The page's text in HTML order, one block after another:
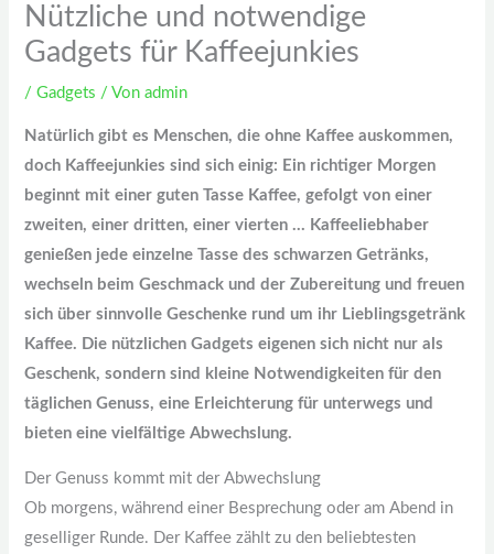
Nützliche und notwendige
Gadgets für Kaffeejunkies
/Gadgets / Vonadmin
Natürlich gibt es Menschen, die ohne Kaffee auskommen,
doch Kaffeejunkies sind sich einig: Ein richtiger Morgen
beginnt mit einer guten Tasse Kaffee, gefolgt von einer
zweiten, einer dritten, einer vierten … Kaffeeliebhaber
genießen jede einzelne Tasse des schwarzen Getränks,
wechseln beim Geschmack und der Zubereitung und freuen
sich über sinnvolle Geschenke rund um ihr Lieblingsgetränk
Kaffee. Die nützlichen Gadgets eigenen sich nicht nur als
Geschenk, sondern sind kleine Notwendigkeiten für den
täglichen Genuss, eine Erleichterung für unterwegs und
bieten eine vielfältige Abwechslung.
Der Genuss kommt mit der Abwechslung
Ob morgens, während einer Besprechung oder am Abend in
geselliger Runde. Der Kaffee zählt zu den beliebtesten